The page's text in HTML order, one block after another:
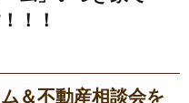
！！
＆不動産相談会を